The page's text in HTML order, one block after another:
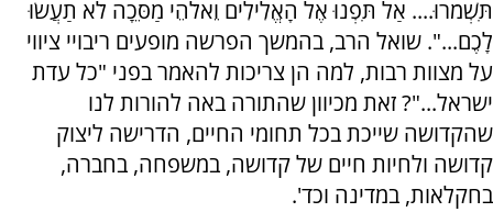
תִּשְׁמֹרוּ.... אַל תִּפְנוּ אֶל הָאֱלִילִים וֵאלֹהֵי מַסֵּכָה לֹא תַעֲשׂוּ
לָכֶם...". שואל הרב, בהמשך הפרשה מופעים ריבויי ציווי
על מצוות רבות, למה הן צריכות להאמר בפני "כל עדת
ישראל..."? זאת מכיוון שהתורה באה להורות לנו
שהקדושה שייכת בכל תחומי החיים, הדרישה ליצוק
קדושה ולחיות חיים של קדושה, במשפחה, בחברה,
בחקלאות, במדינה וכד'.